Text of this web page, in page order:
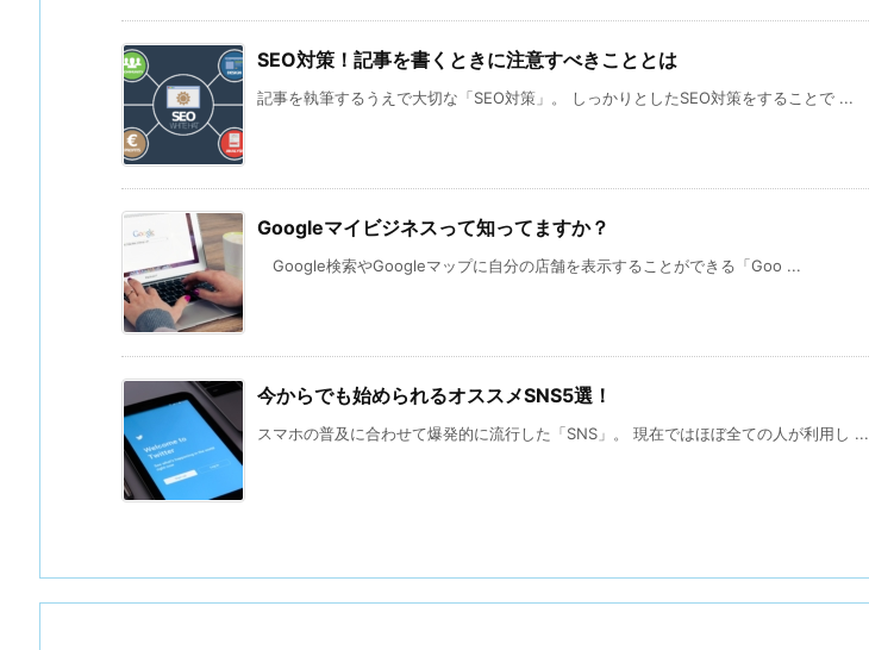
SEO対策！記事を書くときに注意すべきこととは
記事を執筆するうえで大切な「SEO対策」。 しっかりとしたSEO対策をすることで ...
Googleマイビジネスって知ってますか？
Google検索やGoogleマップに自分の店舗を表示することができる「Goo ...
今からでも始められるオススメSNS5選！
スマホの普及に合わせて爆発的に流行した「SNS」。 現在ではほぼ全ての人が利用し ...